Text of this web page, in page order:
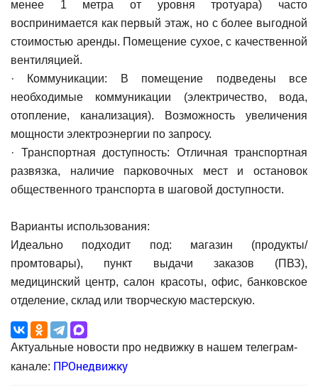
менее 1 метра от уровня тротуара) часто
воспринимается как первый этаж, но с более выгодной
стоимостью аренды. Помещение сухое, с качественной
вентиляцией.
· Коммуникации: В помещение подведены все
необходимые коммуникации (электричество, вода,
отопление, канализация). Возможность увеличения
мощности электроэнергии по запросу.
· Транспортная доступность: Отличная транспортная
развязка, наличие парковочных мест и остановок
общественного транспорта в шаговой доступности.
Варианты использования:
Идеально подходит под: магазин (продукты/
промтовары), пункт выдачи заказов (ПВЗ),
медицинский центр, салон красоты, офис, банковское
отделение, склад или творческую мастерскую.
Актуальные новости про недвижку в нашем телеграм-
канале: ПРОнедвижку